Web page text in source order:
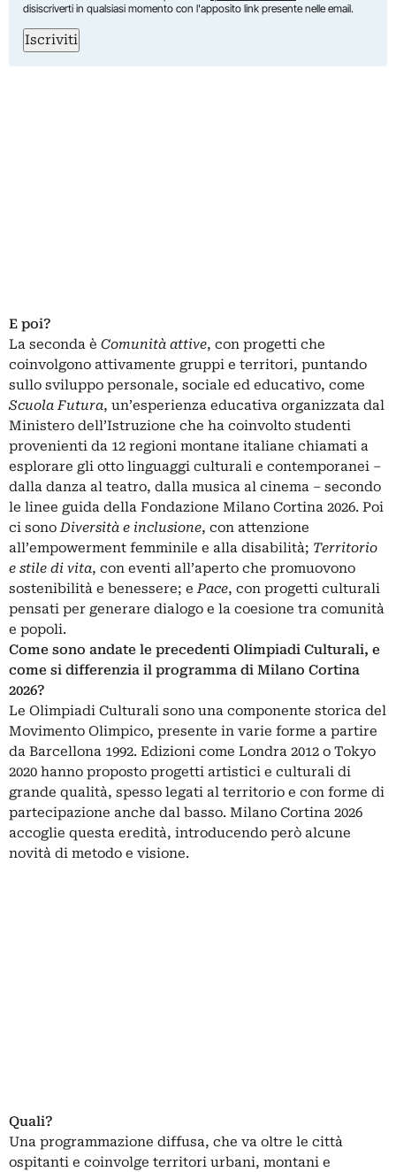
disiscriverti in qualsiasi momento con l'apposito link presente nelle email.
Iscriviti
E poi?
La seconda è Comunità attive, con progetti che
coinvolgono attivamente gruppi e territori, puntando
sullo sviluppo personale, sociale ed educativo, come
Scuola Futura, un’esperienza educativa organizzata dal
Ministero dell’Istruzione che ha coinvolto studenti
provenienti da 12 regioni montane italiane chiamati a
esplorare gli otto linguaggi culturali e contemporanei –
dalla danza al teatro, dalla musica al cinema – secondo
le linee guida della Fondazione Milano Cortina 2026. Poi
ci sonoDiversità e inclusione, con attenzione
all’empowerment femminile e alla disabilità; Territorio
e stile di vita, con eventi all’aperto che promuovono
sostenibilità e benessere; ePace, con progetti culturali
pensati per generare dialogo e la coesione tra comunità
e popoli.
Come sono andate le precedenti Olimpiadi Culturali, e
come si differenzia il programma di Milano Cortina
2026?
Le Olimpiadi Culturali sono una componente storica del
Movimento Olimpico, presente in varie forme a partire
da Barcellona 1992. Edizioni come Londra 2012 o Tokyo
2020 hanno proposto progetti artistici e culturali di
grande qualità, spesso legati al territorio e con forme di
partecipazione anche dal basso. Milano Cortina 2026
accoglie questa eredità, introducendo però alcune
novità di metodo e visione.
Quali?
Una programmazione diffusa, che va oltre le città
ospitanti e coinvolge territori urbani, montani e